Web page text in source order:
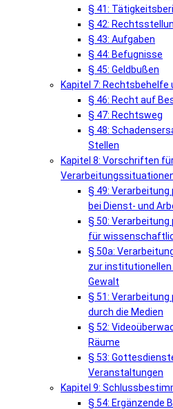
§ 41:
§ 42:
§ 43: Aufgaben
§ 44: Befugnisse
§ 45: Geldbußen
Kapitel 7:
§ 46: Recht auf
§ 47: Rechtsweg
§ 48:
Stellen
Kapitel 8: Vorschriften
§ 49:
bei Dienst- und
§ 50:
für
§ 50a:
zur
Gewalt
§ 51:
durch die Medien
§ 52:
Räume
§ 53:
Veranstaltungen
Kapitel 9:
§ 54: Ergänzende